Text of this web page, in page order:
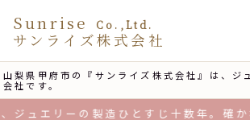
山梨県甲府市の『サンライズ株式会社』は、ジ
会社です。
Sunrise Co.,Ltd.
サンライズ株式会社
ュエリーの製造ひとすじ十数年。確か